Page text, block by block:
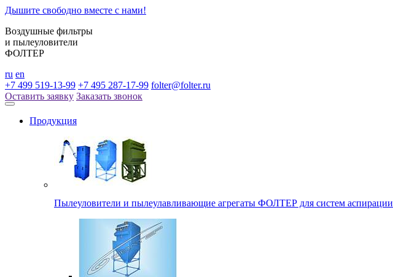
Дышите свободно вместе с нами!
Воздушные фильтры
и пылеуловители
ФОЛТЕР
ru en
+7 499 519-13-99 +7 495 287-17-99 folter@folter.ru
Оставить заявку Заказать звонок
Продукция
Пылеуловители и пылеулавливающие агрегаты ФОЛТЕР для систем аспирации